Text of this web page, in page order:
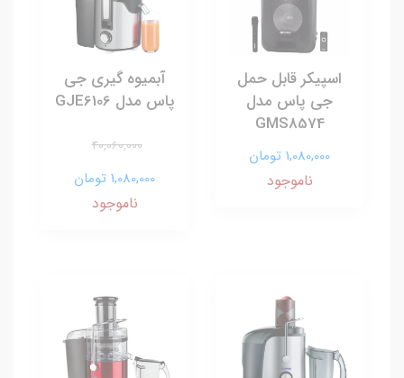
اسپیکر قابل حمل
جی پاس مدل
GMS8574
1,080,000 تومان
ناموجود
آبمیوه گیری جی
پاس مدل GJE6106
40,060,000
1,080,000 تومان
ناموجود